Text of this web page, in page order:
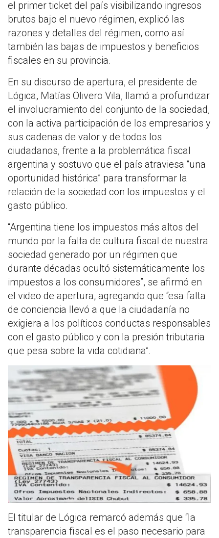
el primer ticket del país visibilizando ingresos
brutos bajo el nuevo régimen, explicó las
razones y detalles del régimen, como así
también las bajas de impuestos y beneficios
fiscales en su provincia.
En su discurso de apertura, el presidente de
Lógica, Matías Olivero Vila, llamó a profundizar
el involucramiento del conjunto de la sociedad,
con la activa participación de los empresarios y
sus cadenas de valor y de todos los
ciudadanos, frente a la problemática fiscal
argentina y sostuvo que el país atraviesa “una
oportunidad histórica” para transformar la
relación de la sociedad con los impuestos y el
gasto público.
“Argentina tiene los impuestos más altos del
mundo por la falta de cultura fiscal de nuestra
sociedad generado por un régimen que
durante décadas ocultó sistemáticamente los
impuestos a los consumidores”, se afirmó en
el video de apertura, agregando que “esa falta
de conciencia llevó a que la ciudadanía no
exigiera a los políticos conductas responsables
con el gasto público y con la presión tributaria
que pesa sobre la vida cotidiana”.
El titular de Lógica remarcó además que “la
transparencia fiscal es el paso necesario para